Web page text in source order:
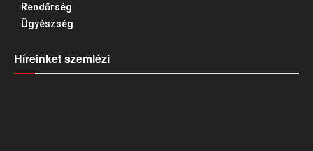
Rendőrség
Ügyészség
Híreinket szemlézi